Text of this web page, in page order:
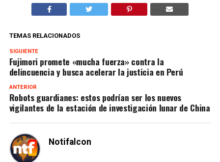
TEMAS RELACIONADOS
SIGUIENTE
Fujimori promete «mucha fuerza» contra la
delincuencia y busca acelerar la justicia en Perú
ANTERIOR
Robots guardianes: estos podrían ser los nuevos
vigilantes de la estación de investigación lunar de China
Notifalcon